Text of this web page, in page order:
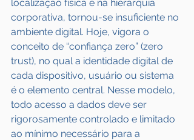
localização física e na hierarquia
corporativa, tornou-se insuficiente no
ambiente digital. Hoje, vigora o
conceito de “confiança zero” (zero
trust), no qual a identidade digital de
cada dispositivo, usuário ou sistema
é o elemento central. Nesse modelo,
todo acesso a dados deve ser
rigorosamente controlado e limitado
ao mínimo necessário para a